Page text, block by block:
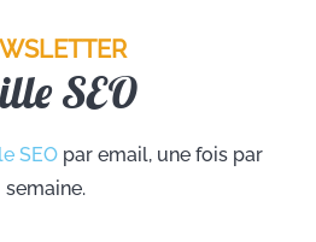
SEO
SEOpar email, une fois par
semaine.